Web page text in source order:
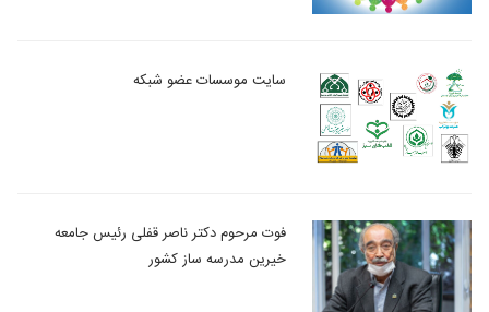
سایت موسسات عضو شبکه
فوت مرحوم دکتر ناصر قفلی رئیس جامعه
خیرین مدرسه ساز کشور